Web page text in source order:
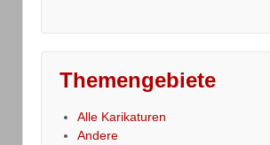
Themengebiete
Alle Karikaturen
Andere